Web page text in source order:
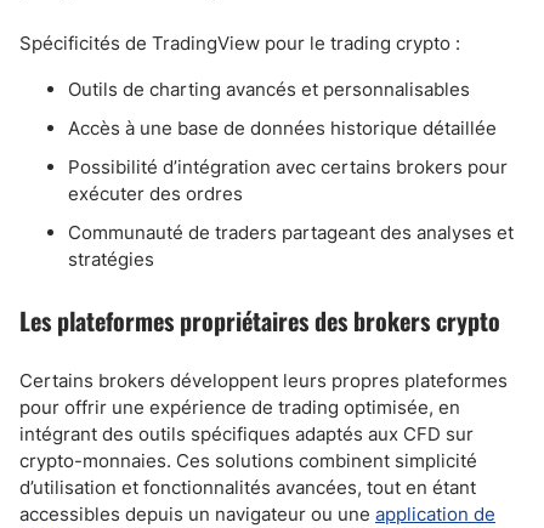
Spécificités de TradingView pour le trading crypto :
Outils de charting avancés et personnalisables
Accès à une base de données historique détaillée
Possibilité d’intégration avec certains brokers pour
exécuter des ordres
Communauté de traders partageant des analyses et
stratégies
Les plateformes propriétaires des brokers crypto
Certains brokers développent leurs propres plateformes
pour offrir une expérience de trading optimisée, en
intégrant des outils spécifiques adaptés aux CFD sur
crypto-monnaies. Ces solutions combinent simplicité
d’utilisation et fonctionnalités avancées, tout en étant
accessibles depuis un navigateur ou une application de